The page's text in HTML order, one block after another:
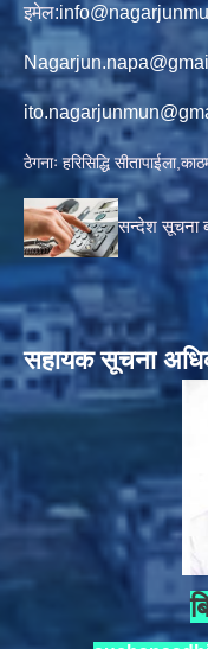
इमेल:
ठेगनाः हरिसिद्धि
सन्देश सूचना
सहायक सूचना